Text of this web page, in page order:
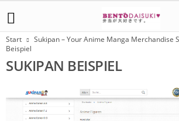
Start Sukipan – Your Anime Manga Merchandise
Beispiel
SUKIPAN BEISPIEL